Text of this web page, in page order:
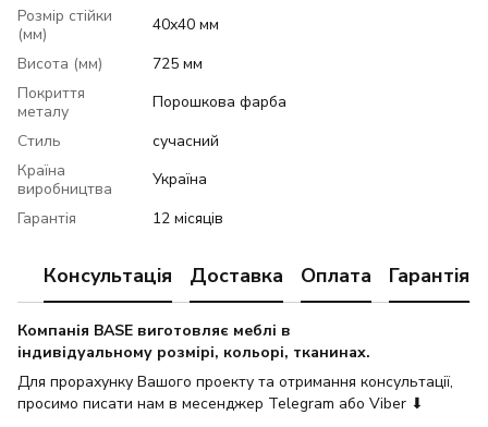
Розмір стійки
(мм)
40х40 мм
Висота (мм)
725 мм
Покриття
металу
Порошкова фарба
Стиль
сучасний
Країна
виробництва
Україна
Гарантія
12 місяців
Консультація Доставка Оплата Гарантія
Компанія BASE виготовляє меблі в
індивідуальному розмірі, кольорі, тканинах.
Для прорахунку Вашого проекту та отримання консультації,
просимо писати нам в месенджер Telegram або Viber ⬇